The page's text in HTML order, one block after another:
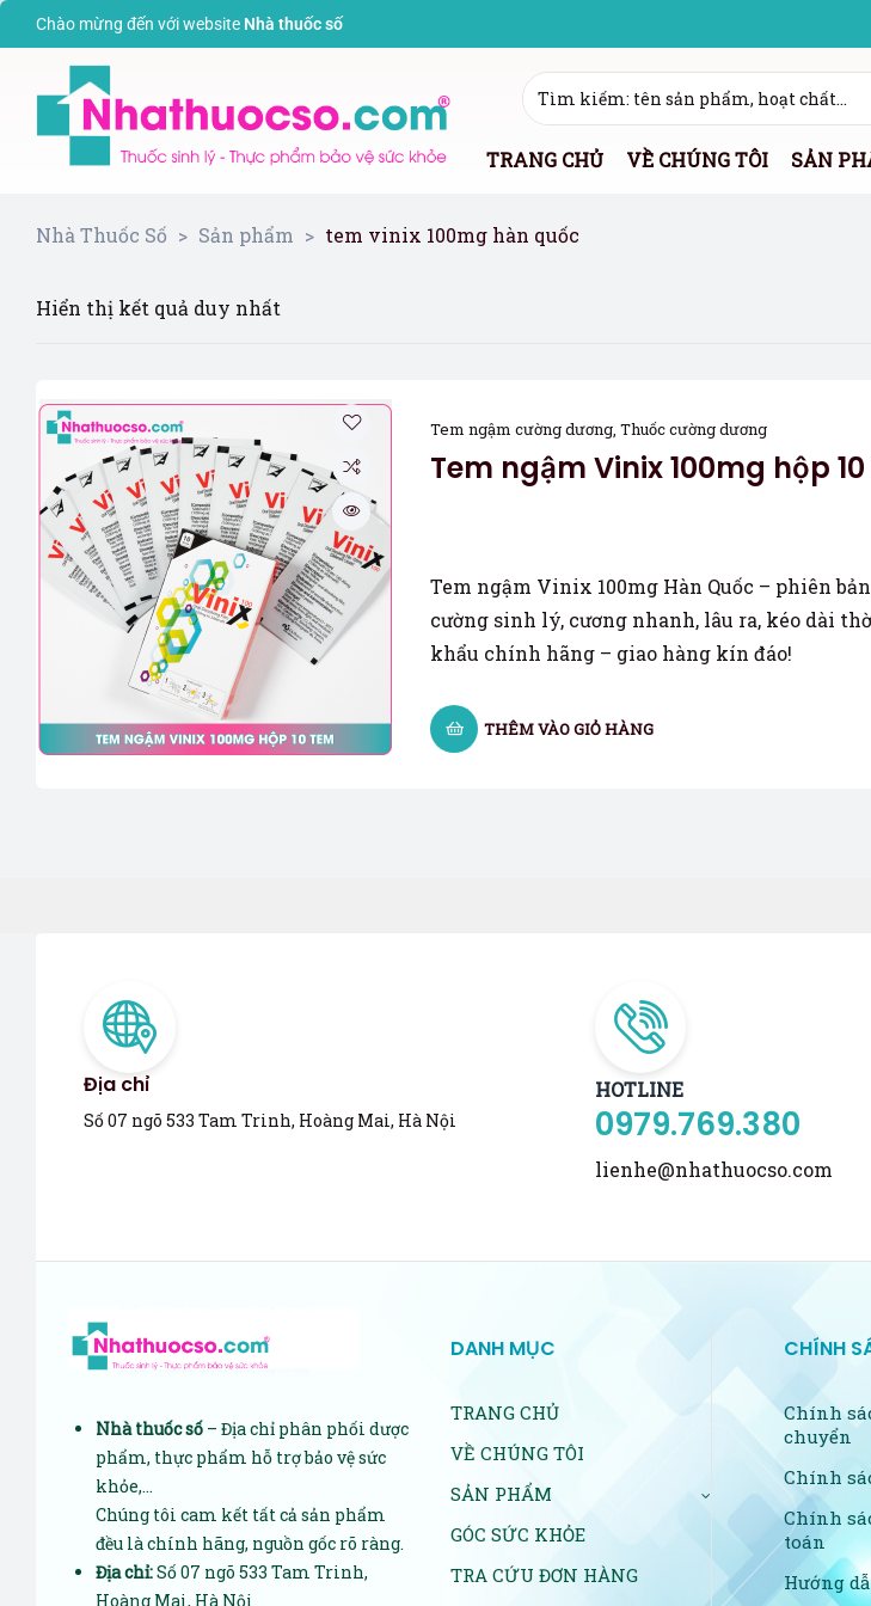
Chào mừng đến với website Nhà thuốc số
TRANG CHỦ VỀ CHÚNG TÔI SẢN
Nhà Thuốc Số > Sản phẩm > tem vinix 100mg hàn quốc
Hiển thị kết quả duy nhất
Tem ngậm cường dương, Thuốc cường dương
Tem ngậm Vinix 100mg hộp
Tem ngậm Vinix 100mg Hàn Quốc – phiên
cường sinh lý, cương nhanh, lâu ra, kéo dài
khẩu chính hãng – giao hàng kín đáo!
THÊM VÀO GIỎ HÀNG
Địa chỉ
Số 07 ngõ 533 Tam Trinh, Hoàng Mai, Hà Nội
HOTLINE
0979.769.380
lienhe@nhathuocso.com
Nhà thuốc số – Địa chỉ phân phối dược
phẩm, thực phẩm hỗ trợ bảo vệ sức
khỏe,…
Chúng tôi cam kết tất cả sản phẩm
đều là chính hãng, nguồn gốc rõ ràng.
Địa chỉ:Số 07 ngõ 533 Tam Trinh,
Hoàng Mai, Hà Nội
DANH MỤC
TRANG CHỦ
VỀ CHÚNG TÔI
SẢN PHẨM
GÓC SỨC KHỎE
TRA CỨU ĐƠN HÀNG
CHÍNH
Chính
chuyển
Chính
Chính
toán
Hướng